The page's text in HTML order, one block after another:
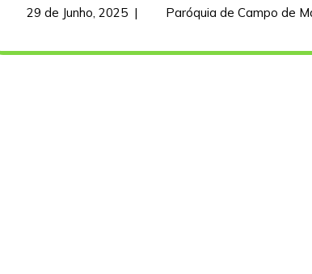
06
DE
29 de Junho, 202529
Junho,
| Paróquia de Campo de